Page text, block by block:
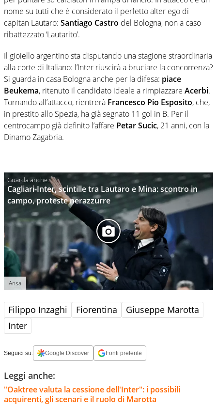
nome su tutti che è considerato il perfetto alter ego di
capitan Lautaro: Santiago Castro del Bologna, non a caso
ribattezzato ‘Lautarito’.
Il gioiello argentino sta disputando una stagione straordinaria
alla corte di Italiano: l’Inter riuscirà a bruciare la concorrenza?
Si guarda in casa Bologna anche per la difesa: piace
Beukema, ritenuto il candidato ideale a rimpiazzare Acerbi.
Tornando all’attacco, rientrerà Francesco Pio Esposito, che,
in prestito allo Spezia, ha già segnato 11 gol in B. Per il
centrocampo già definito l’affare Petar Sucic, 21 anni, con la
Dinamo Zagabria.
Cagliari-Inter, scintille tra Lautaro e Mina: scontro in
campo, proteste nerazzurre
Ansa
Filippo Inzaghi Fiorentina
Giuseppe Marotta
Inter
Seguici su: Google Discover Fonti preferite
Leggi anche:
"Oaktree valuta la cessione dell'Inter": i possibili
acquirenti, gli scenari e il ruolo di Marotta